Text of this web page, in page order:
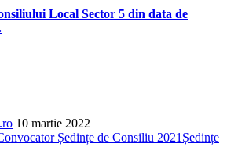
Local Sector 5 din data de
10 martie 2022
Ședințe de Consiliu 2021 Ședințe